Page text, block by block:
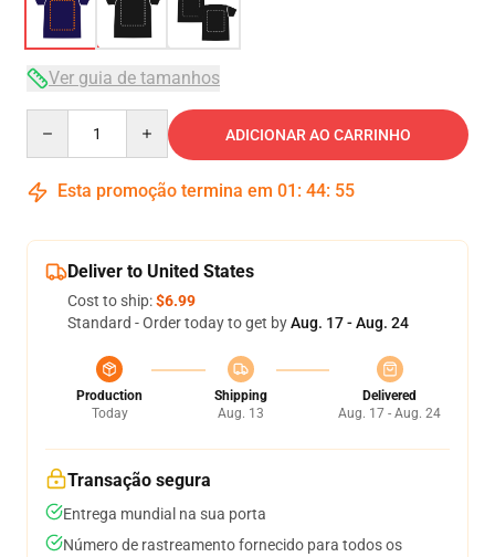
Ver guia de tamanhos
ADICIONAR AO CARRINHO
Esta promoção termina em 01 : 44: 54
Deliver to United States
Cost to ship:$6.99
Standard - Order today to get byAug. 17 - Aug. 24
Production
Today
Shipping
Aug. 13
Delivered
Aug. 17 - Aug. 24
Transação segura
Entrega mundial na sua porta
Número de rastreamento fornecido para todos os